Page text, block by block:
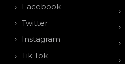
Facebook
Twitter
Instagram
Tik Tok